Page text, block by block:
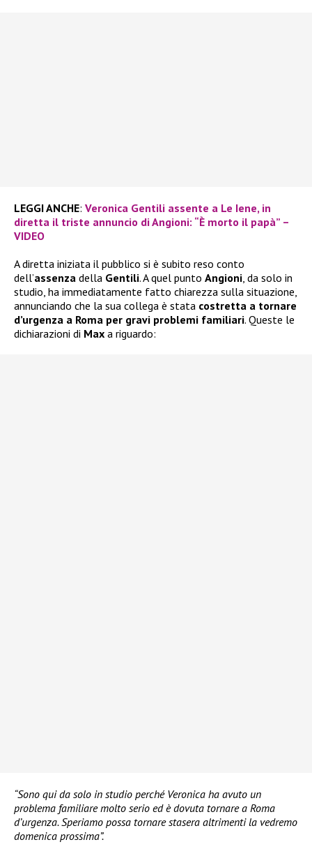
LEGGI ANCHE: Veronica Gentili assente a Le Iene, in
diretta il triste annuncio di Angioni: “È morto il papà” –
VIDEO
A diretta iniziata il pubblico si è subito reso conto
dell’assenza della Gentili. A quel punto Angioni, da solo in
studio, ha immediatamente fatto chiarezza sulla situazione,
annunciando che la sua collega è stata costretta a tornare
d’urgenza a Roma per gravi problemi familiari. Queste le
dichiarazioni di Max a riguardo:
“Sono qui da solo in studio perché Veronica ha avuto un
problema familiare molto serio ed è dovuta tornare a Roma
d’urgenza. Speriamo possa tornare stasera altrimenti la vedremo
domenica prossima”.